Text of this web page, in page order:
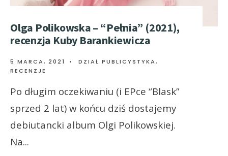
Olga Polikowska – “Pełnia” (2021),
recenzja Kuby Barankiewicza
5 MARCA, 2021 • DZIAŁ PUBLICYSTYKA,
RECENZJE
Po długim oczekiwaniu (i EPce “Blask”
sprzed 2 lat) w końcu dziś dostajemy
debiutancki album Olgi Polikowskiej.
Na...